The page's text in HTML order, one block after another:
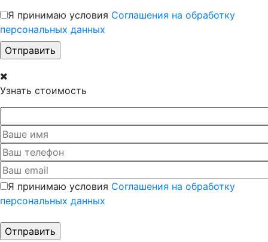
Я принимаю условия Соглашения на обработку
персональных данных
Узнать стоимость
Я принимаю условия Соглашения на обработку
персональных данных